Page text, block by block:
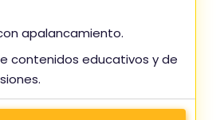
apalancamiento.
contenidos educativos y de